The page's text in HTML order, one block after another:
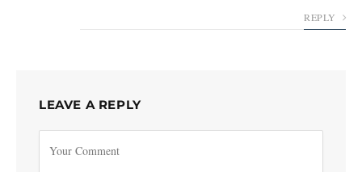
REPLY
LEAVE A REPLY